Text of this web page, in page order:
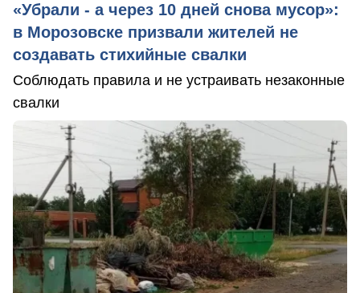
«Убрали - а через 10 дней снова мусор»:
в Морозовске призвали жителей не
создавать стихийные свалки
Соблюдать правила и не устраивать незаконные
свалки